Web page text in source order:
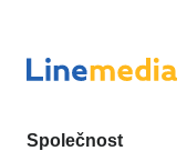
Společnost